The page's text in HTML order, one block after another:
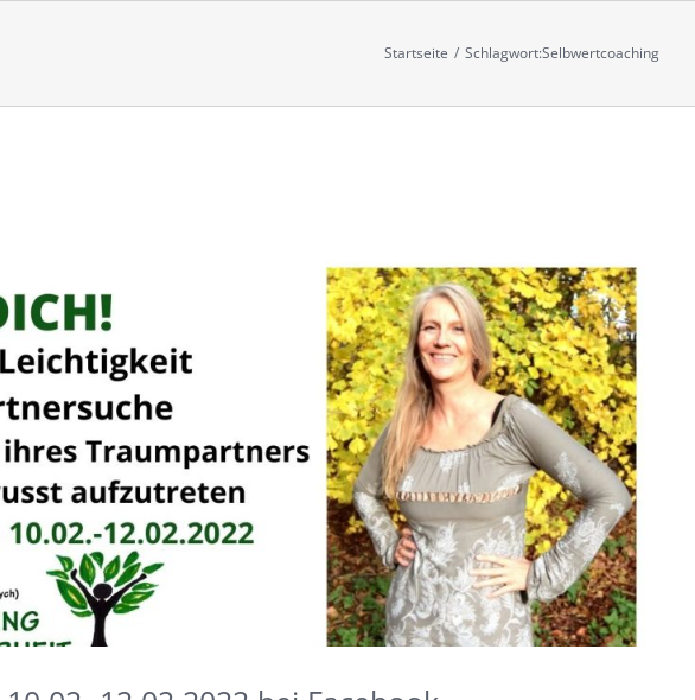
Startseite / Schlagwort:Selbwertcoaching